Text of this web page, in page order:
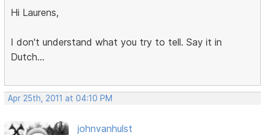
Hi Laurens,
I don't understand what you try to tell. Say it in
Dutch...
Apr 25th, 2011 at 04:10 PM
johnvanhulst